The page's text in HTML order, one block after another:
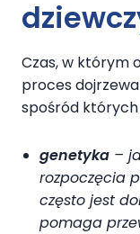
Czas, w którym
proces
spośród których
genetyka –
rozpoczęcia
często jest
pomaga